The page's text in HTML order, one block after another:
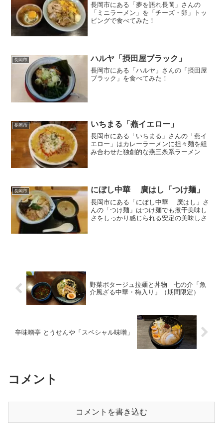
長岡市にある「夢を語れ長岡」さんの
「ミニラーメン」を「チーズ・卵」トッ
ピングで食べてみた！
長岡市 ハルヤ「摂田屋ブラック」
長岡市にある「ハルヤ」さんの「摂田屋
ブラック」を食べてみた！
長岡市 いちまる「燕イエロー」
長岡市にある「いちまる」さんの「燕イ
エロー」はカレーラーメンに担々麺を組
み合わせた独創的な燕三条系ラーメン
長岡市 にぼし中華 廣はし「つけ麺」
長岡市にある「にぼし中華 廣はし」さ
んの「つけ麺」はつけ麺でも煮干美味し
さをしっかり感じられる安定の美味しさ
野菜ポタージュ拉麺と丼物 七の介「魚
介風ざる中華・梅入り」（期間限定）
辛味噌亭 とうせんや「スペシャル味噌」
コメント
コメントを書き込む